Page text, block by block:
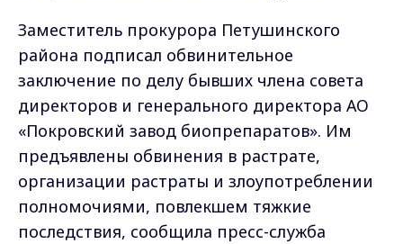
Заместитель прокурора Петушинского
района подписал обвинительное
заключение по делу бывших члена совета
директоров и генерального директора АО
«Покровский завод биопрепаратов». Им
предъявлены обвинения в растрате,
организации растраты и злоупотреблении
полномочиями, повлекшем тяжкие
последствия, сообщила пресс-служба